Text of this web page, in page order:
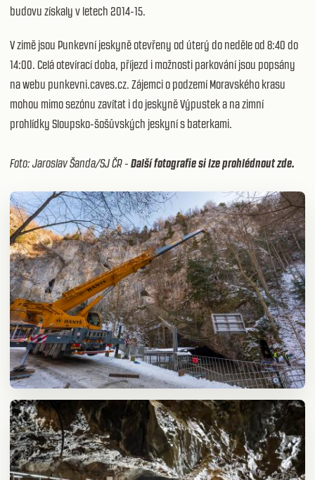
budovu získaly v letech 2014-15.
V zimě jsou Punkevní jeskyně otevřeny od úterý do neděle od 8:40 do
14:00. Celá otevírací doba, příjezd i možnosti parkování jsou popsány
na webu punkevni.caves.cz. Zájemci o podzemí Moravského krasu
mohou mimo sezónu zavítat i do jeskyně Výpusteka na zimní
prohlídky Sloupsko-šošůvských jeskynís baterkami.
Foto: Jaroslav Šanda/SJ ČR - Další fotografie silze prohlédnout zde.